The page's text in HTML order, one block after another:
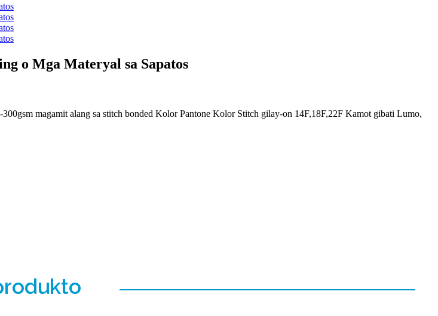
o Mga Materyal sa Sapatos
magamit alang sa stitch bonded Kolor Pantone Kolor Stitch gilay-on 14F,18F,22F Kamot gibati Lumo,